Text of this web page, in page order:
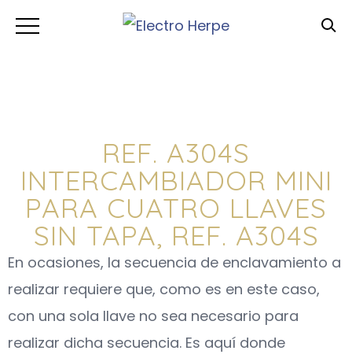
REF. A304S
INTERCAMBIADOR MINI
PARA CUATRO LLAVES
SIN TAPA, REF. A304S
En ocasiones, la secuencia de enclavamiento a
realizar requiere que, como es en este caso,
con una sola llave no sea necesario para
realizar dicha secuencia. Es aquí donde